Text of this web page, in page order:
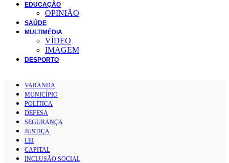
EDUCAÇÃO
OPINIÃO
SAÚDE
MULTIMÉDIA
VÍDEO
IMAGEM
DESPORTO
VARANDA
MUNICÍPIO
POLÍTICA
DEFESA
SEGURANÇA
JUSTIÇA
LEI
CAPITAL
INCLUSÃO SOCIAL